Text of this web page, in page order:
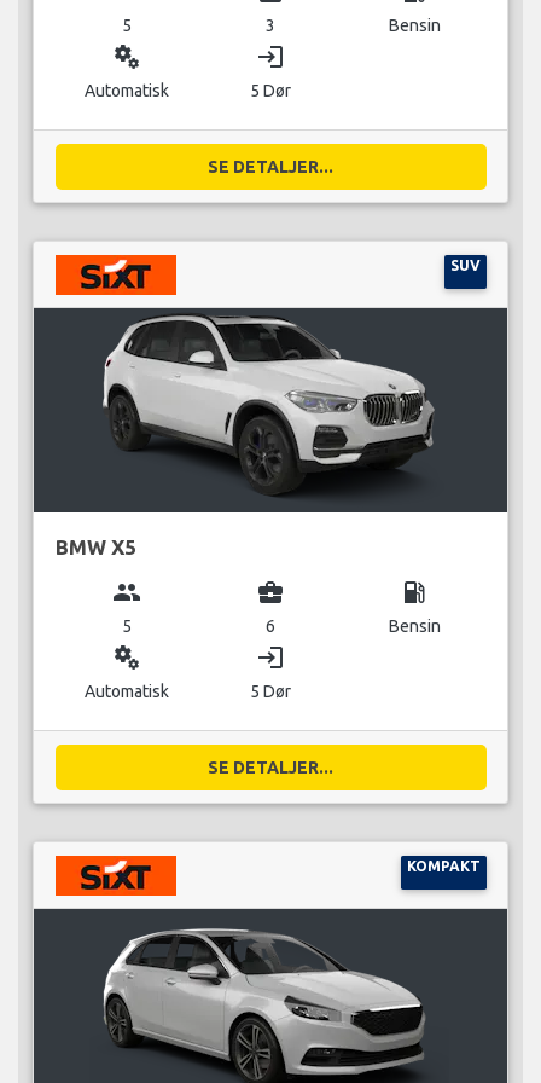
5 3 Bensin
miscellaneous_services
Automatisk
login
5 Dør
SE DETALJER...
SUV
BMW X5
group
5
business_center
6
local_gas_station
Bensin
miscellaneous_services
Automatisk
login
5 Dør
SE DETALJER...
KOMPAKT